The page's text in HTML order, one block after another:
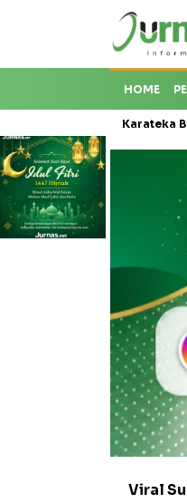
HOME
Krisis Karateka
Viral